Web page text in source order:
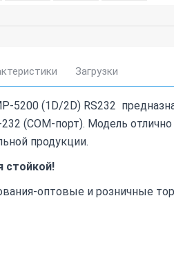
Загрузки
5200 (1D/2D) RS232
232 (COM-порт). Модель
продукции.
стойкой!
оптовые и розничные